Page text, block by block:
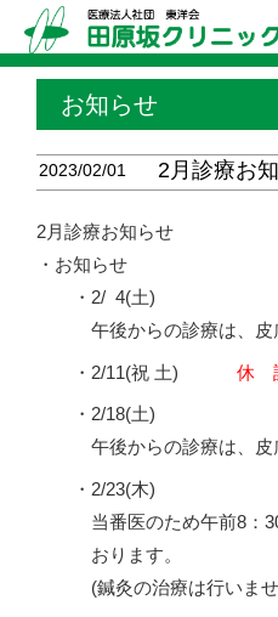
お知らせ
2023/02/01 2月診療お
2月診療お知らせ
・お知らせ
・2/ 4(土)
午後からの診療は、皮
・2/11(祝 土) 休
・2/18(土)
午後からの診療は、皮
・2/23(木)
当番医のため午前8：
おります。
(鍼灸の治療は行いま